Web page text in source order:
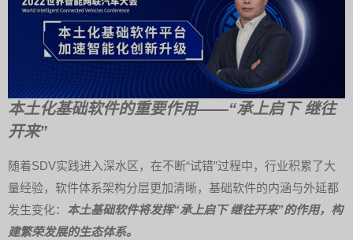
本土化基础软件的重要作用——“承上启下 继往
开来”
随着SDV实践进入深水区，在不断“试错”过程中，行业积累了大
量经验，软件体系架构分层更加清晰，基础软件的内涵与外延都
发生变化： 本土基础软件将发挥“承上启下 继往开来”的作用，构
建繁荣发展的生态体系。